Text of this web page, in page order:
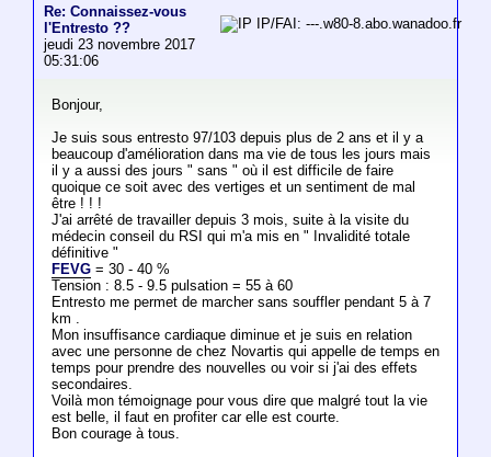
Re: Connaissez-vous
l'Entresto ??
jeudi 23 novembre 2017
05:31:06
IP/FAI: ---.w80-8.abo.wanadoo.fr
Bonjour,
Je suis sous entresto 97/103 depuis plus de 2 ans et il y a
beaucoup d'amélioration dans ma vie de tous les jours mais
il y a aussi des jours " sans " où il est difficile de faire
quoique ce soit avec des vertiges et un sentiment de mal
être ! ! !
J'ai arrêté de travailler depuis 3 mois, suite à la visite du
médecin conseil du RSI qui m'a mis en " Invalidité totale
définitive "
FEVG= 30 - 40 %
Tension : 8.5 - 9.5 pulsation = 55 à 60
Entresto me permet de marcher sans souffler pendant 5 à 7
km .
Mon insuffisance cardiaque diminue et je suis en relation
avec une personne de chez Novartis qui appelle de temps en
temps pour prendre des nouvelles ou voir si j'ai des effets
secondaires.
Voilà mon témoignage pour vous dire que malgré tout la vie
est belle, il faut en profiter car elle est courte.
Bon courage à tous.